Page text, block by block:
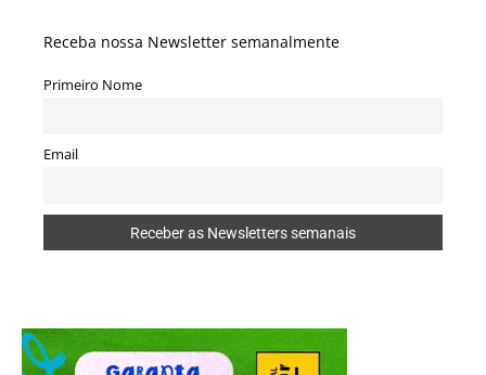
Receba nossa Newsletter semanalmente
Primeiro Nome
Email